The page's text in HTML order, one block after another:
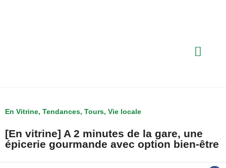
En Vitrine, Tendances, Tours, Vie locale
[En vitrine] A 2 minutes de la gare, une
épicerie gourmande avec option bien-être